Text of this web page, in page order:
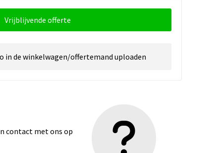
Vrijblijvende offerte
in de winkelwagen/offertemand uploaden
contact met ons op